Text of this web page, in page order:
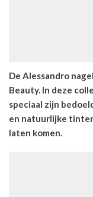
De Alessandro
Beauty. In deze
speciaal zijn
en natuurlijke
laten komen.